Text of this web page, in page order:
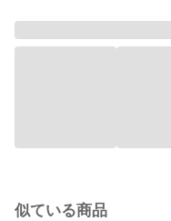
似ている商品